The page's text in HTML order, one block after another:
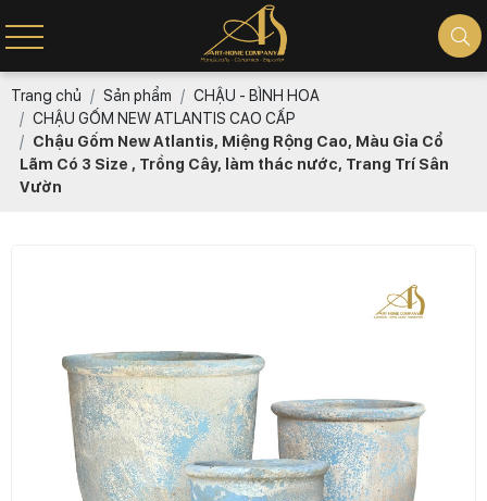
Trang chủ Sản phẩm
CHẬU - BÌNH HOA
CHẬU GỐM NEW ATLANTIS CAO CẤP
Chậu Gốm New Atlantis, Miệng Rộng Cao, Màu Gỉa Cổ
Lãm Có 3 Size , Trồng Cây, làm thác nước, Trang Trí Sân
Vườn